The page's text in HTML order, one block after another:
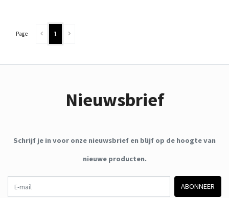
Page 1
Nieuwsbrief
Schrijf je in voor onze nieuwsbrief en blijf op de hoogte van
nieuwe producten.
ABONNEER